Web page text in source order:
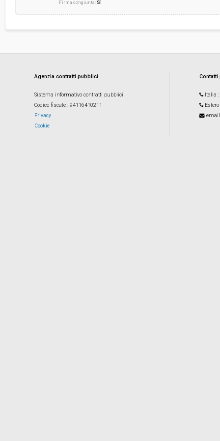
Firma congiunta: Sì
Agenzia contratti pubblici
Sistema informativo contratti pubblici
Codice fiscale : 94116410211
Privacy
Cookie
Italia
Estero
email